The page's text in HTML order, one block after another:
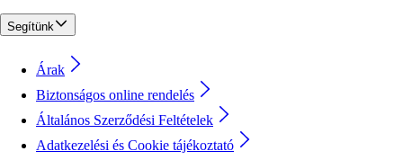
Segítünk
Árak
Biztonságos online rendelés
Általános Szerződési Feltételek
Adatkezelési és Cookie tájékoztató